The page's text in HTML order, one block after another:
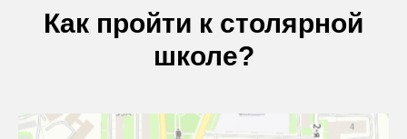
Как пройти к столярной
школе?